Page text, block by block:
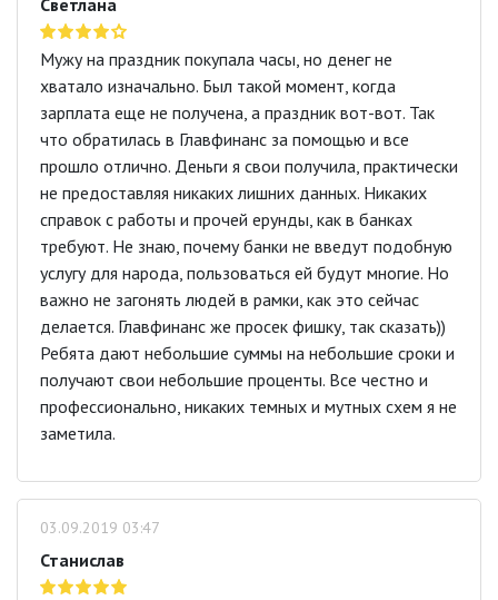
Светлана
Мужу на праздник покупала часы, но денег не
хватало изначально. Был такой момент, когда
зарплата еще не получена, а праздник вот-вот. Так
что обратилась в Главфинанс за помощью и все
прошло отлично. Деньги я свои получила, практически
не предоставляя никаких лишних данных. Никаких
справок с работы и прочей ерунды, как в банках
требуют. Не знаю, почему банки не введут подобную
услугу для народа, пользоваться ей будут многие. Но
важно не загонять людей в рамки, как это сейчас
делается. Главфинанс же просек фишку, так сказать))
Ребята дают небольшие суммы на небольшие сроки и
получают свои небольшие проценты. Все честно и
профессионально, никаких темных и мутных схем я не
заметила.
03.09.2019 03:47
Станислав